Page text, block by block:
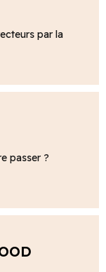
par la
passer ?